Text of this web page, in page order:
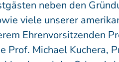
neben den
viele unserer
Ehrenvorsitzenden
Michael Kuchera,